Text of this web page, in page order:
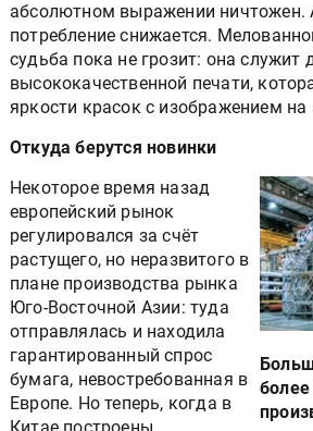
абсолютном выражении
потребление снижается.
судьба пока не грозит: она служит
высококачественной печати,
яркости красок с изображением
Откуда берутся новинки
Некоторое время назад
европейский рынок
регулировался за счёт
растущего, но неразвитого в
плане производства рынка
Юго-Восточной Азии: туда
отправлялась и находила
гарантированный спрос
бумага, невостребованная в
Европе. Но теперь, когда в